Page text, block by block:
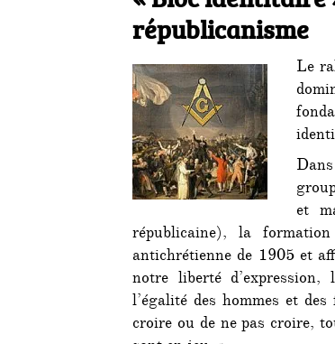
républicanisme
Le
et
républicaine), la
antichrétienne de 1905 et
notre liberté
l’égalité des hommes et
croire ou de ne pas croire,